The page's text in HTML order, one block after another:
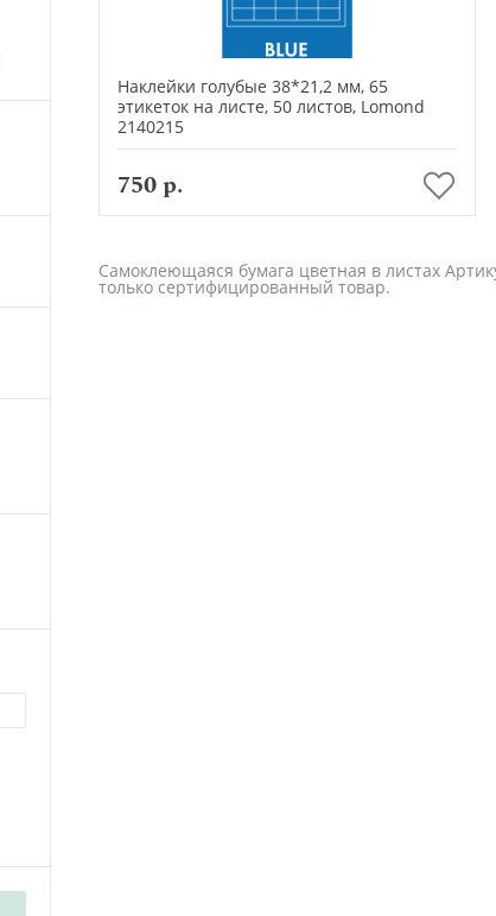
Наклейки голубые 38*21,2 мм, 65
этикеток на листе, 50 листов, Lomond
2140215
750 р.
Самоклеющаяся бумага цветная в листах
только сертифицированный товар.